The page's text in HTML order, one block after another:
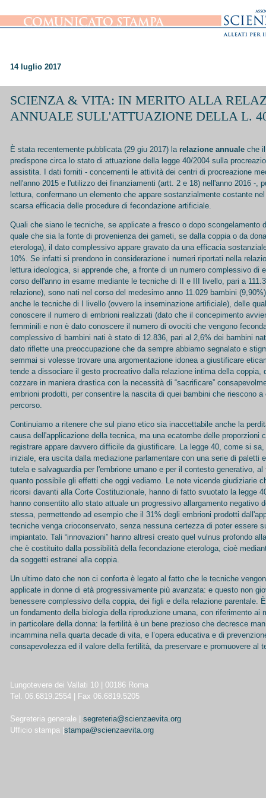
14 luglio 2017
SCIENZA & VITA: IN MERITO ALLA
ANNUALE SULL'ATTUAZIONE DELLA L.
È stata recentemente pubblicata (29 giu 2017) la relazione annuale che
predispone circa lo stato di attuazione della legge 40/2004 sulla
assistita. I dati forniti - concernenti le attività dei centri di procreazione
nell'anno 2015 e l'utilizzo dei finanziamenti (artt. 2 e 18) nell'anno 2016 -,
lettura, confermano un elemento che appare sostanzialmente costante
scarsa efficacia delle procedure di fecondazione artificiale.
Quali che siano le tecniche, se applicate a fresco o dopo scongelamento
quale che sia la fonte di provenienza dei gameti, se dalla coppia o da
eterologa), il dato complessivo appare gravato da una efficacia
10%. Se infatti si prendono in considerazione i numeri riportati nella
lettura ideologica, si apprende che, a fronte di un numero complessivo di
corso dell'anno in esame mediante le tecniche di II e III livello, pari a
relazione), sono nati nel corso del medesimo anno 11.029 bambini
anche le tecniche di I livello (ovvero la inseminazione artificiale), delle
conoscere il numero di embrioni realizzati (dato che il concepimento
femminili e non è dato conoscere il numero di ovociti che vengono
complessivo di bambini nati è stato di 12.836, pari al 2,6% dei bambini
dato riflette una preoccupazione che da sempre abbiamo segnalato e
semmai si volesse trovare una argomentazione idonea a giustificare
tende a dissociare il gesto procreativo dalla relazione intima della coppia,
cozzare in maniera drastica con la necessità di “sacrificare”
embrioni prodotti, per consentire la nascita di quei bambini che riescono a
percorso.
Continuiamo a ritenere che sul piano etico sia inaccettabile anche la
causa dell'applicazione della tecnica, ma una ecatombe delle proporzioni
registrare appare davvero difficile da giustificare. La legge 40, come si
iniziale, era uscita dalla mediazione parlamentare con una serie di paletti
tutela e salvaguardia per l'embrione umano e per il contesto generativo, al
quanto possibile gli effetti che oggi vediamo. Le note vicende giudiziarie
ricorsi davanti alla Corte Costituzionale, hanno di fatto svuotato la legge
hanno consentito allo stato attuale un progressivo allargamento negativo
stessa, permettendo ad esempio che il 31% degli embrioni prodotti
tecniche venga crioconservato, senza nessuna certezza di poter essere
impiantato. Tali “innovazioni” hanno altresì creato quel vulnus profondo
che è costituito dalla possibilità della fecondazione eterologa, cioè
da soggetti estranei alla coppia.
Un ultimo dato che non ci conforta è legato al fatto che le tecniche
applicate in donne di età progressivamente più avanzata: e questo non
benessere complessivo della coppia, dei figli e della relazione parentale.
un fondamento della biologia della riproduzione umana, con riferimento ai
in particolare della donna: la fertilità è un bene prezioso che decresce
incammina nella quarta decade di vita, e l’opera educativa e di
consapevolezza ed il valore della fertilità, da preservare e promuovere al
Lungotevere dei Vallati 10 | 00186 Roma
Tel. 06.6819.2554 | Fax 06.6819.5205
Segreteria generale |
segreteria@scienzaevita.org
Ufficio stampa | stampa@scienzaevita.org